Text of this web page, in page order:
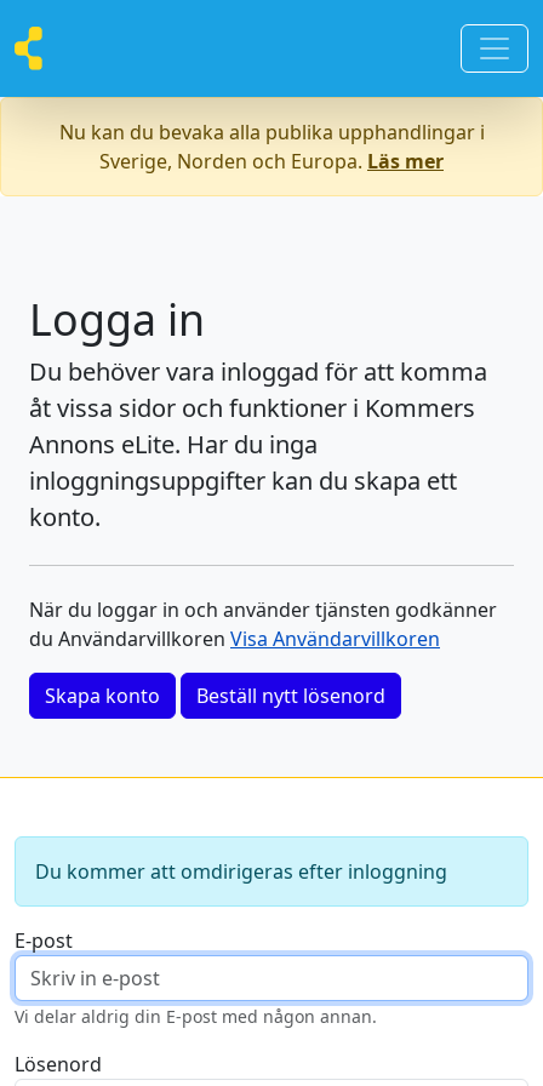
Nu kan du bevaka alla publika upphandlingar i
Sverige, Norden och Europa. Läs mer
Logga in
Du behöver vara inloggad för att komma
åt vissa sidor och funktioner i Kommers
Annons eLite. Har du inga
inloggningsuppgifter kan du skapa ett
konto.
När du loggar in och använder tjänsten godkänner
du Användarvillkoren Visa Användarvillkoren
Skapa konto Beställ nytt lösenord
Du kommer att omdirigeras efter inloggning
E-post
Vi delar aldrig din E-post med någon annan.
Lösenord